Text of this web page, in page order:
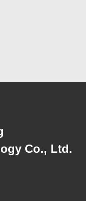
Co., Ltd.